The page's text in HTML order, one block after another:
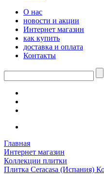
О нас
новости и акции
Интернет магазин
как купить
доставка и оплата
Контакты
Главная
Интернет магазин
Коллекции плитки
Плитка Ceracasa (Испания)